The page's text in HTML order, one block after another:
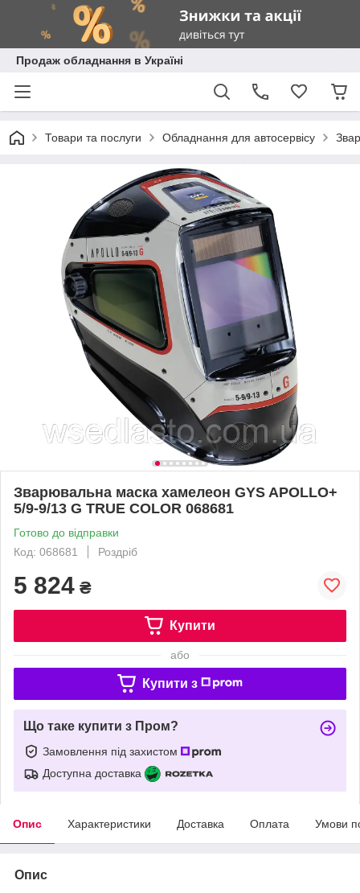
Продаж обладнання в Україні
Товари та послуги Обладнання для автосервісу
Зварювальна маска хамелеон GYS APOLLO+
5/9-9/13 G TRUE COLOR 068681
Готово до відправки
Код: 068681
Роздріб
5 824 ₴
Купити
або
Купити з
Що таке купити з Пром?
Замовлення під захистом
Доступна доставка
Опис Характеристики Доставка Оплата Умови
Опис